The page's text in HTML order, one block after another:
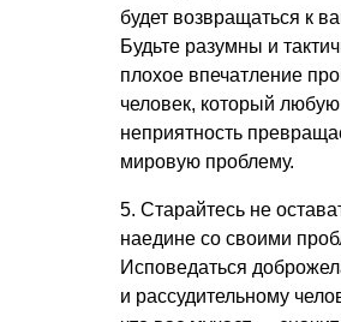
будет возвращаться к
Будьте разумны и
плохое впечатление
человек, который
неприятность
мировую проблему.
5. Старайтесь не
наедине со своими
Исповедаться
и рассудительному